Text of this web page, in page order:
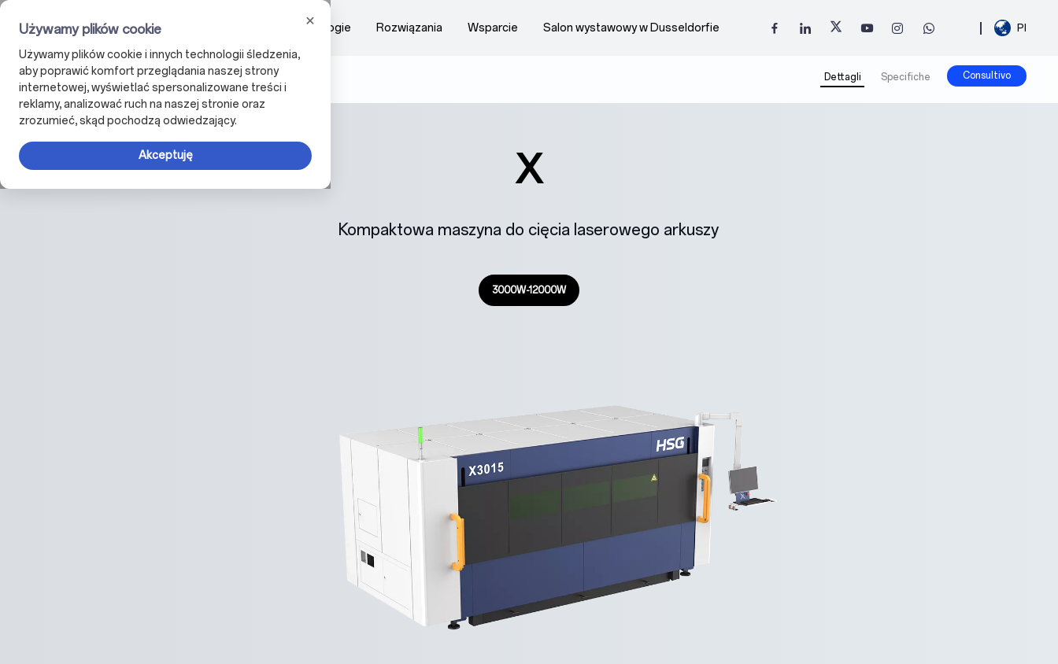
Firma Technologie Rozwiązania Wsparcie Salon wystawowy w Dusseldorfie Pl
X Dettagli Specifiche Consultivo
X
Kompaktowa maszyna do cięcia laserowego arkuszy
3000W-12000W
Używamy plików cookie
Używamy plików cookie i innych technologii śledzenia,
aby poprawić komfort przeglądania naszej strony
internetowej, wyświetlać spersonalizowane treści i
reklamy, analizować ruch na naszej stronie oraz
zrozumieć, skąd pochodzą odwiedzający.
Akceptuję